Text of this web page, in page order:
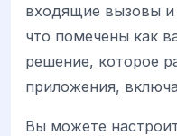
входящие вызовы и
что помечены как
решение, которое
приложения,
Вы можете